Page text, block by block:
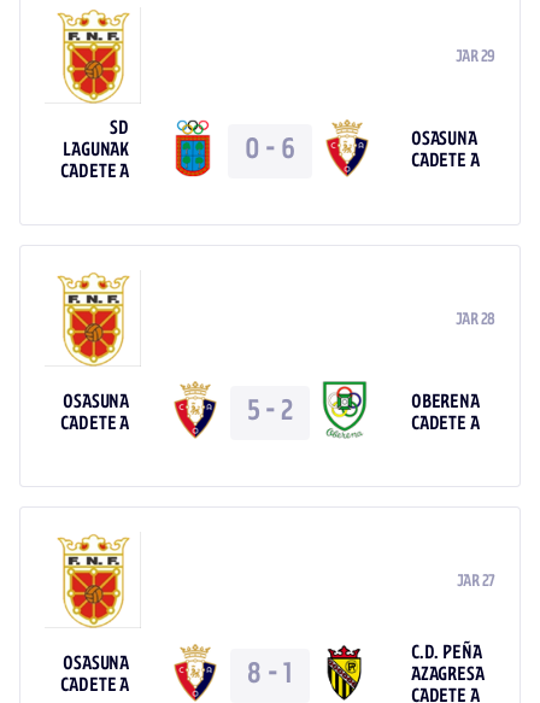
JAR 29
SD
LAGUNAK
CADETE A
0 - 6
OSASUNA
CADETE A
JAR 28
OSASUNA
CADETE A
5 - 2
OBERENA
CADETE A
JAR 27
OSASUNA
CADETE A
8 -1
C.D. PEÑA
AZAGRESA
CADETE A